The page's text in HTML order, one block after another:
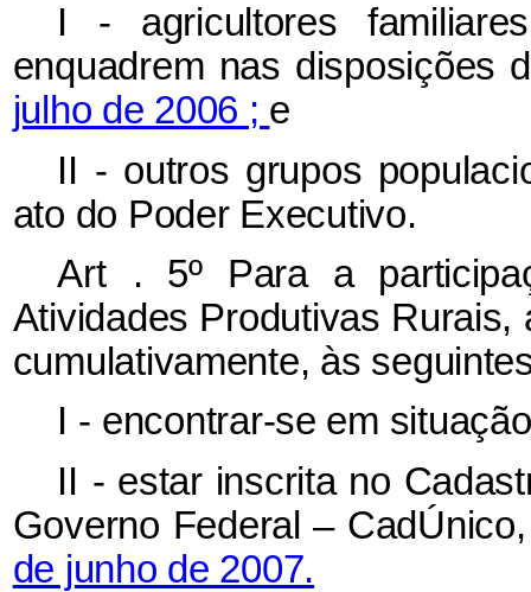
I - agricultores
enquadrem nas disposições
julho de 2006 ; e
II - outros grupos
ato do Poder Executivo.
Art . 5º Para a
Atividades Produtivas Rurais,
cumulativamente, às
I - encontrar-se em
II - estar inscrita no
Governo Federal –
de junho de 2007.